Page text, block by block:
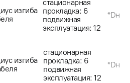
изгиба
стационарная
прокладка: 6
подвижная
эксплуатация: 12
*Dн
изгиба
стационарная
прокладка: 6
подвижная
эксплуатация: 12
*Dн